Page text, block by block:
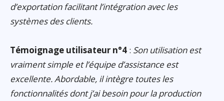
d’exportation facilitant l’intégration avec les
systèmes des clients.
Témoignage utilisateur n°4 : Son utilisation est
vraiment simple et l’équipe d’assistance est
excellente. Abordable, il intègre toutes les
fonctionnalités dont j’ai besoin pour la production